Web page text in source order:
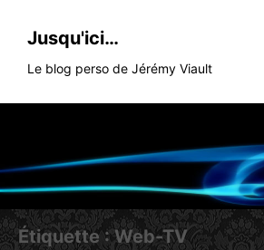
Jusqu'ici…
Le blog perso de Jérémy Viault
Étiquette :Web-TV